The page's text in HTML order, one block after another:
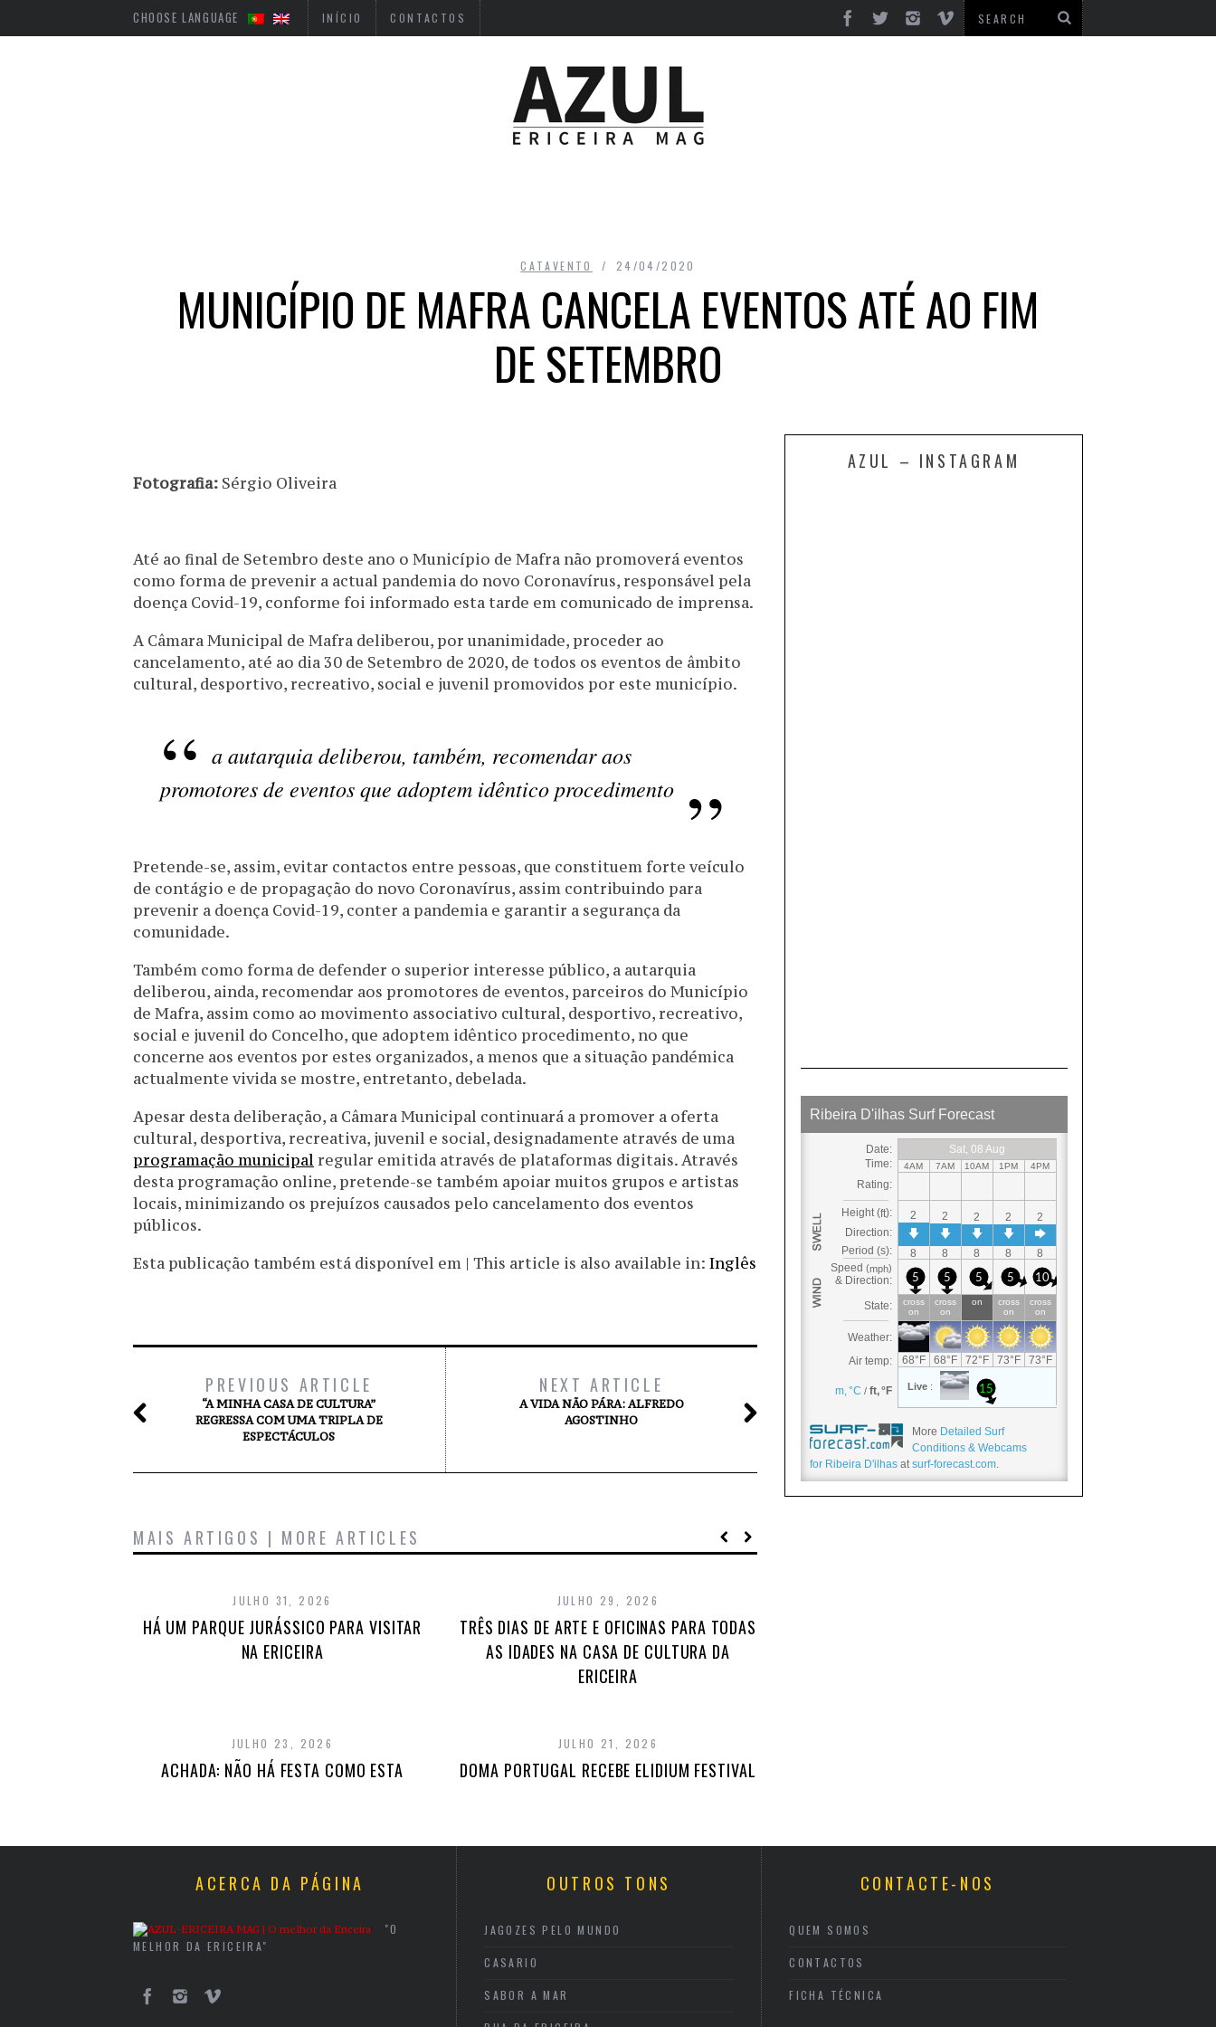
CHOOSE LANGUAGE INÍCIO CONTACTOS
CATAVENTO 24/04/2020
MUNICÍPIO DE MAFRA CANCELA EVENTOS ATÉ AO FIM
DE SETEMBRO
Fotografia: Sérgio Oliveira
Até ao final de Setembro deste ano o Município de Mafra não promoverá eventos
como forma de prevenir a actual pandemia do novo Coronavírus, responsável pela
doença Covid-19, conforme foi informado esta tarde em comunicado de imprensa.
A Câmara Municipal de Mafra deliberou, por unanimidade, proceder ao
cancelamento, até ao dia 30 de Setembro de 2020, de todos os eventos de âmbito
cultural, desportivo, recreativo, social e juvenil promovidos por este município.
a autarquia deliberou, também, recomendar aos
promotores de eventos que adoptem idêntico procedimento
Pretende-se, assim, evitar contactos entre pessoas, que constituem forte veículo
de contágio e de propagação do novo Coronavírus, assim contribuindo para
prevenir a doença Covid-19, conter a pandemia e garantir a segurança da
comunidade.
Também como forma de defender o superior interesse público, a autarquia
deliberou, ainda, recomendar aos promotores de eventos, parceiros do Município
de Mafra, assim como ao movimento associativo cultural, desportivo, recreativo,
social e juvenil do Concelho, que adoptem idêntico procedimento, no que
concerne aos eventos por estes organizados, a menos que a situação pandémica
actualmente vivida se mostre, entretanto, debelada.
Apesar desta deliberação, a Câmara Municipal continuará a promover a oferta
cultural, desportiva, recreativa, juvenil e social, designadamente através de uma
programação municipal regular emitida através de plataformas digitais. Através
desta programação online, pretende-se também apoiar muitos grupos e artistas
locais, minimizando os prejuízos causados pelo cancelamento dos eventos
públicos.
Esta publicação também está disponível em | This article is also available in: Inglês
PREVIOUS ARTICLE
“A MINHA CASA DE CULTURA”
REGRESSA COM UMA TRIPLA DE
ESPECTÁCULOS
NEXT ARTICLE
A VIDA NÃO PÁRA: ALFREDO
AGOSTINHO
MAIS ARTIGOS | MORE ARTICLES
JULHO 31, 2026
HÁ UM PARQUE JURÁSSICO PARA VISITAR
NA ERICEIRA
JULHO 29, 2026
TRÊS DIAS DE ARTE E OFICINAS PARA TODAS
AS IDADES NA CASA DE CULTURA DA
ERICEIRA
JULHO 23, 2026
ACHADA: NÃO HÁ FESTA COMO ESTA
JULHO 21, 2026
DOMA PORTUGAL RECEBE ELIDIUM FESTIVAL
AZUL – INSTAGRAM
More Detailed Surf
Conditions & Webcams
for Ribeira D'ilhas at surf-forecast.com.
ACERCA DA PÁGINA
"O
MELHOR DA ERICEIRA"
OUTROS TONS
JAGOZES PELO MUNDO
CASARIO
SABOR A MAR
CONTACTE-NOS
QUEM SOMOS
CONTACTOS
FICHA TÉCNICA